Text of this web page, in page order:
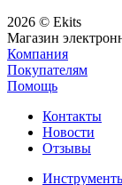
2026 © Ekits
Магазин
Компания
Покупателям
Помощь
Контакты
Новости
Отзывы